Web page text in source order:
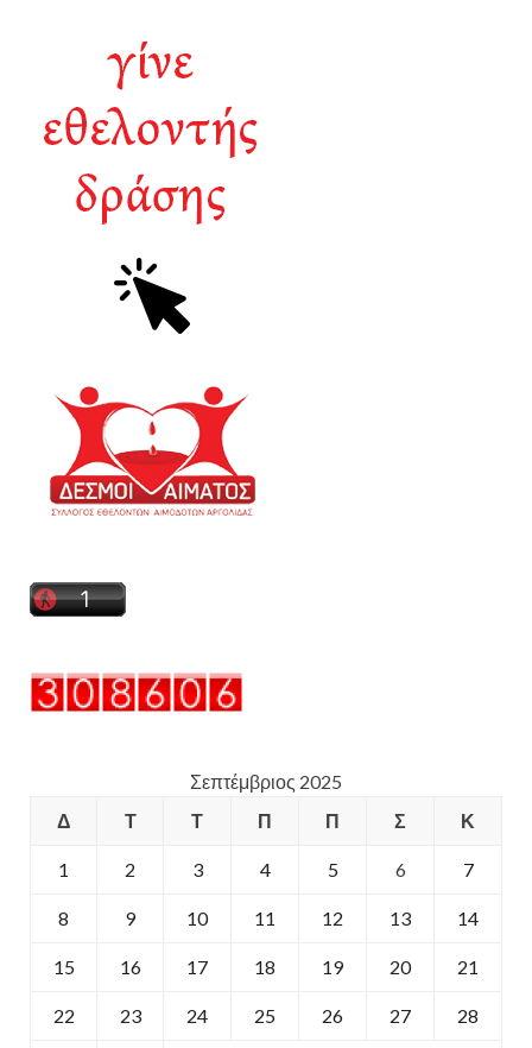
Σεπτέμβριος 2025
Δ
Τ Τ Π Π Σ Κ
1 2 3 4 5 6 7
8 9 10 11 12 13 14
15 16 17 18 19 20 21
22 23 24 25 26 27 28